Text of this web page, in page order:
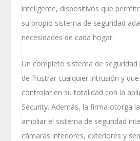
inteligente, dispositivos que
su propio sistema de seguridad
necesidades de cada hogar.
Un completo sistema de
de frustrar cualquier intrusión y
controlar en su totalidad con la
Security. Además, la firma otorga
ampliar el sistema de seguridad
cámaras interiores, exteriores y